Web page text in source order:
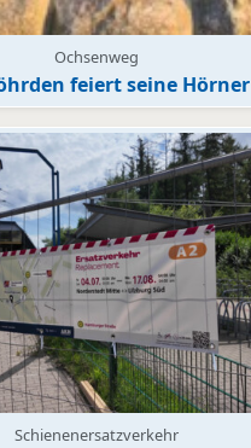
Ochsenweg
feiert seine Hörner
Schienenersatzverkehr